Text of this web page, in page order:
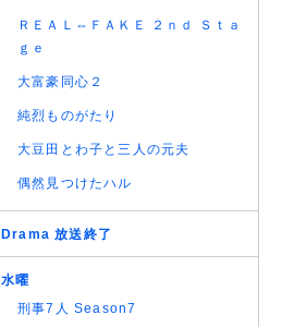
ＲＥＡＬ⇔ＦＡＫＥ ２ｎｄ Ｓｔａ
ｇｅ
大富豪同心２
純烈ものがたり
大豆田とわ子と三人の元夫
偶然見つけたハル
Drama 放送終了
水曜
刑事7人 Season7